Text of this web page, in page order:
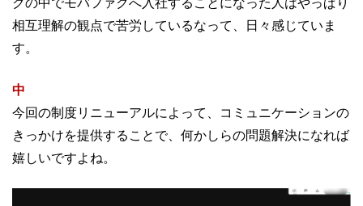
相互理解の観点で苦労しているなって、日々感じていま
す。
中
今回の制度リニューアルによって、コミュニケーションの
きっかけを提供することで、何かしらの問題解決になれば
嬉しいですよね。